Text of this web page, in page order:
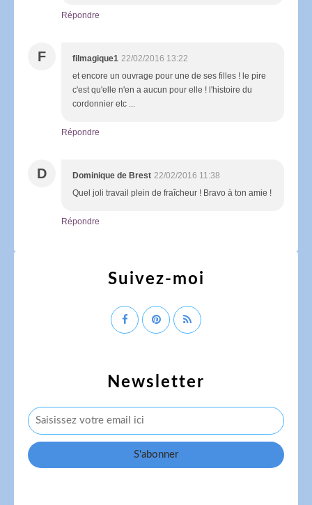
Répondre
F filmagique1 22/02/2016 13:22
et encore un ouvrage pour une de ses filles ! le pire
c'est qu'elle n'en a aucun pour elle ! l'histoire du
cordonnier etc ...
Répondre
D Dominique de Brest 22/02/2016 11:38
Quel joli travail plein de fraîcheur ! Bravo à ton amie !
Répondre
Newsletter
Suivez-moi